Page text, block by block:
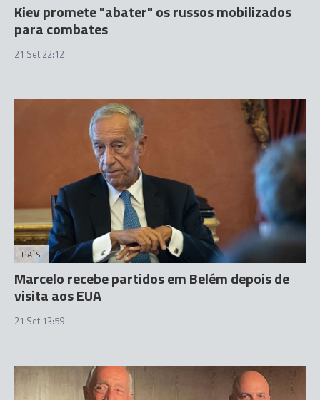
Kiev promete "abater" os russos mobilizados
para combates
21 Set 22:12
PAÍS
Marcelo recebe partidos em Belém depois de
visita aos EUA
21 Set 13:59